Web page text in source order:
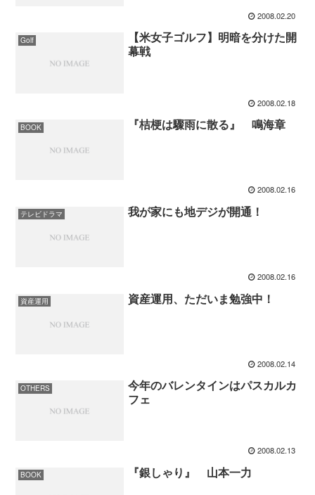
2008.02.20
Golf
【米女子ゴルフ】明暗を分けた開
幕戦
2008.02.18
BOOK 『桔梗は驟雨に散る』 鳴海章
2008.02.16
テレビドラマ 我が家にも地デジが開通！
2008.02.16
資産運用 資産運用、ただいま勉強中！
2008.02.14
OTHERS
今年のバレンタインはパスカルカ
フェ
2008.02.13
BOOK 『銀しゃり』 山本一力